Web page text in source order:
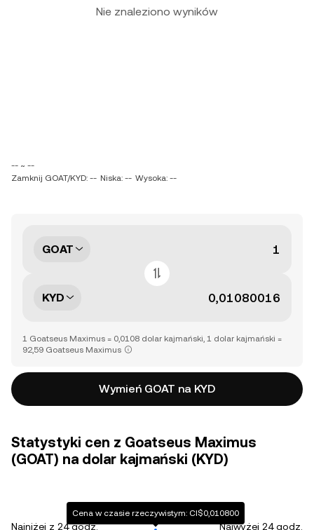
Nie znaleziono wyników
-- ~ --
Zamknij GOAT/KYD: -- Niska: -- Wysoka: --
GOAT
KYD
1 Goatseus Maximus = 0,0108 dolar kajmański, 1 dolar kajmański =
92,59 Goatseus Maximus
Wymień GOAT na KYD
Statystyki cen z Goatseus Maximus
(GOAT) na dolar kajmański (KYD)
Najniżej z 24 godz.
Cena w czasie rzeczywistym: CI$0,010800
Najwyżej 24 godz.